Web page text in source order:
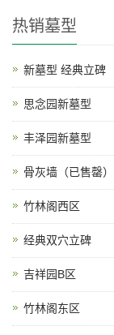
热销墓型
新墓型 经典立碑
思念园新墓型
丰泽园新墓型
骨灰墙（已售罄）
竹林阁西区
经典双穴立碑
吉祥园B区
竹林阁东区